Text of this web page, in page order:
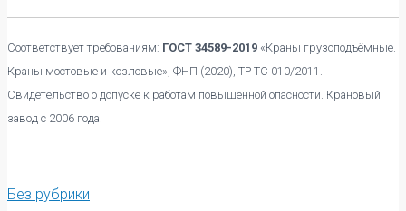
Соответствует требованиям: ГОСТ 34589-2019 «Краны грузоподъёмные.
Краны мостовые и козловые», ФНП (2020), ТР ТС 010/2011.
Свидетельство о допуске к работам повышенной опасности. Крановый
завод с 2006 года.
Без рубрики